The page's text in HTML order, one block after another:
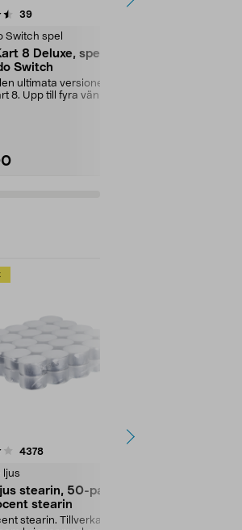
39recensioner
Switch spel
8 Deluxe, spel till
Switch
ultimata versionen av
8. Upp till fyra vänner
4.5 av 5 stjärnor
4378recensioner
ljus
stearin, 50-pack,
stearin
stearin. Tillverkade i
4.5av 5 stjärnor